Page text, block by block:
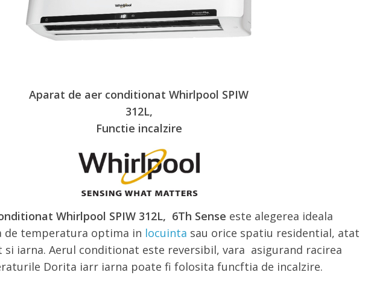
Aparat de aer conditionat Whirlpool SPIW
312L,
Functie incalzire
Whirlpool SPIW 312L, 6Th Sense este alegerea ideala
de temperatura optima in locuinta sau orice spatiu residential, atat
iarna. Aerul conditionat este reversibil, vara asigurand racirea
Dorita iarr iarna poate fi folosita funcftia de incalzire.